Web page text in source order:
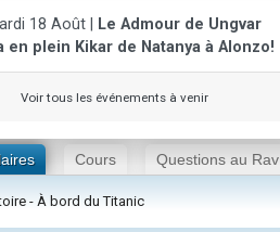
18 Août |
Le Admour de Ungvar
en plein Kikar de Natanya à Alonzo!
Voir tous les événements à venir
Cours Questions au Rav
- À bord du Titanic